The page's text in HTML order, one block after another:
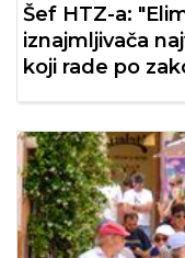
Šef HTZ-a:
iznajmljivača
koji rade po